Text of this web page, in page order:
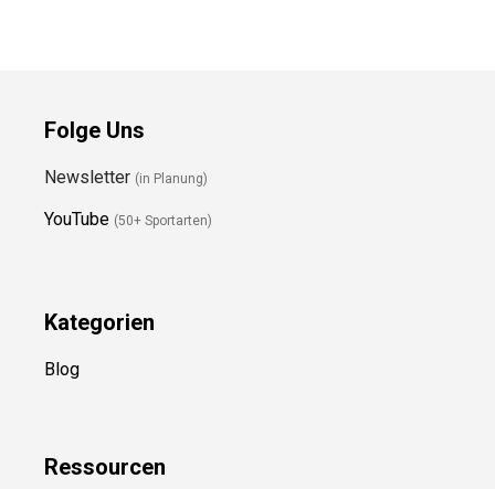
Folge Uns
Newsletter (in Planung)
YouTube (50+ Sportarten)
Kategorien
Blog
Ressourcen